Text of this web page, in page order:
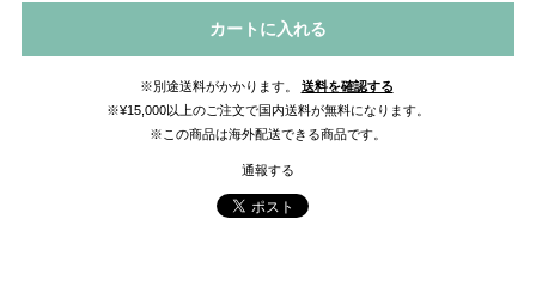
カートに入れる
※別途送料がかかります。
送料を確認する
※¥15,000以上のご注文で国内送料が無料になります。
※この商品は海外配送できる商品です。
通報する